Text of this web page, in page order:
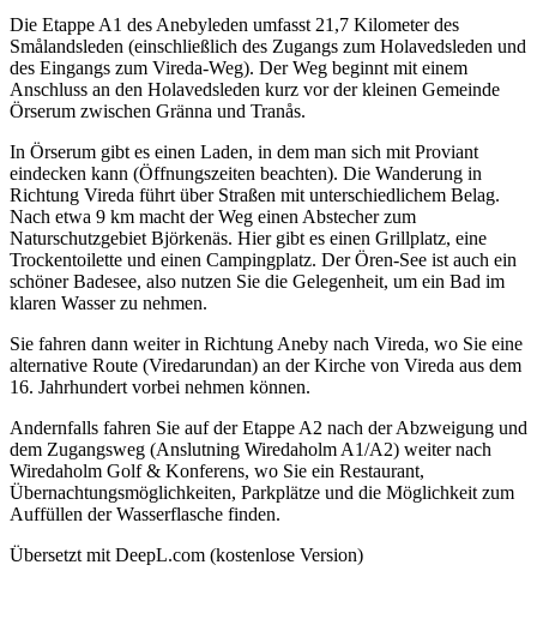
Die Etappe A1 des Anebyleden umfasst 21,7 Kilometer des
Smålandsleden (einschließlich des Zugangs zum Holavedsleden und
des Eingangs zum Vireda-Weg). Der Weg beginnt mit einem
Anschluss an den Holavedsleden kurz vor der kleinen Gemeinde
Örserum zwischen Gränna und Tranås.
In Örserum gibt es einen Laden, in dem man sich mit Proviant
eindecken kann (Öffnungszeiten beachten). Die Wanderung in
Richtung Vireda führt über Straßen mit unterschiedlichem Belag.
Nach etwa 9 km macht der Weg einen Abstecher zum
Naturschutzgebiet Björkenäs. Hier gibt es einen Grillplatz, eine
Trockentoilette und einen Campingplatz. Der Ören-See ist auch ein
schöner Badesee, also nutzen Sie die Gelegenheit, um ein Bad im
klaren Wasser zu nehmen.
Sie fahren dann weiter in Richtung Aneby nach Vireda, wo Sie eine
alternative Route (Viredarundan) an der Kirche von Vireda aus dem
16. Jahrhundert vorbei nehmen können.
Andernfalls fahren Sie auf der Etappe A2 nach der Abzweigung und
dem Zugangsweg (Anslutning Wiredaholm A1/A2) weiter nach
Wiredaholm Golf & Konferens, wo Sie ein Restaurant,
Übernachtungsmöglichkeiten, Parkplätze und die Möglichkeit zum
Auffüllen der Wasserflasche finden.
Übersetzt mit DeepL.com (kostenlose Version)